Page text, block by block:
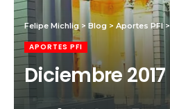
Felipe Michlig > Blog > Aportes PFI>
APORTES PFI
Diciembre 2017